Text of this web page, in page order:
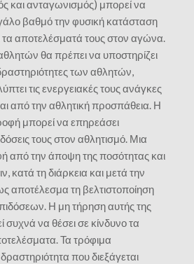
και ανταγωνισμός) μπορεί να
βαθμό την φυσική κατάσταση
αποτελέσματά τους στον αγώνα.
θα πρέπει να υποστηρίζει
των αθλητών,
τις ενεργειακές τους ανάγκες
από την αθλητική προσπάθεια. Η
μπορεί να επηρεάσει
τους στον αθλητισμό. Μια
από την άποψη της ποσότητας και
κατά τη διάρκεια και μετά την
αποτέλεσμα τη βελτιστοποίηση
Η μη τήρηση αυτής της
συχνά να θέσει σε κίνδυνο τα
Τα τρόφιμα
που διεξάγεται